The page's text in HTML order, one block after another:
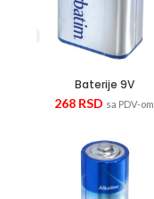
Baterije 9V
268 RSD sa PDV-om